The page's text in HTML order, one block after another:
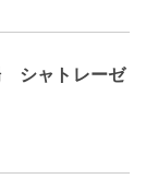
シャトレーゼ